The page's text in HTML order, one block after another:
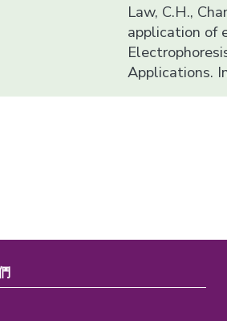
Law, C.H.,
application of
Applications.